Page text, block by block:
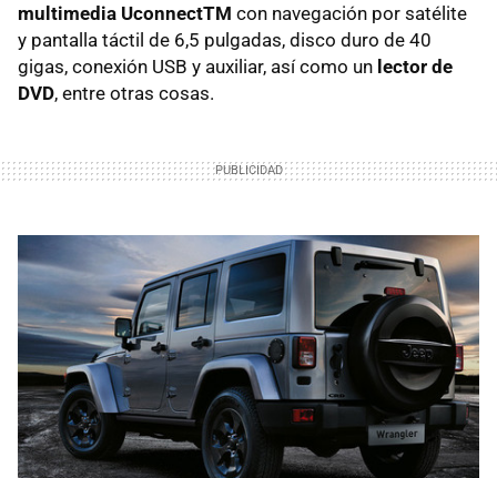
multimedia UconnectTM con navegación por satélite
y pantalla táctil de 6,5 pulgadas, disco duro de 40
gigas, conexión USB y auxiliar, así como un lector de
DVD, entre otras cosas.